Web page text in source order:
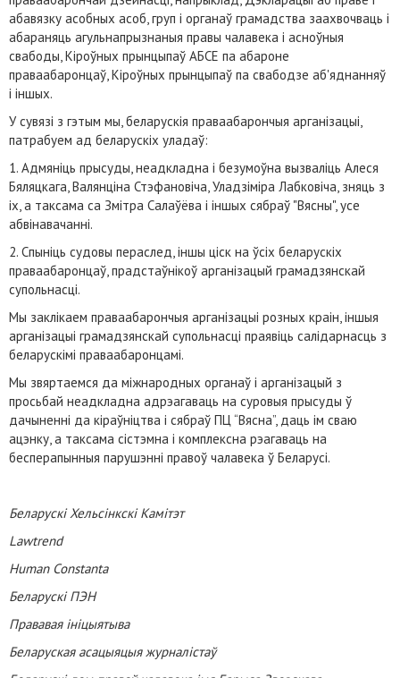
абавязку асобных асоб, груп і органаў грамадства заахвочваць і
абараняць агульнапрызнаныя правы чалавека і асноўныя
свабоды, Кіроўных прынцыпаў АБСЕ па абароне
праваабаронцаў, Кіроўных прынцыпаў па свабодзе аб'яднанняў
і іншых.
У сувязі з гэтым мы, беларускія праваабарончыя арганізацыі,
патрабуем ад беларускіх уладаў:
1. Адмяніць прысуды, неадкладна і безумоўна вызваліць Алеся
Бяляцкага, Валянціна Стэфановіча, Уладзіміра Лабковіча, зняць з
іх, а таксама са Змітра Салаўёва і іншых сябраў "Вясны", усе
абвінавачанні.
2. Спыніць судовы пераслед, іншы ціск на ўсіх беларускіх
праваабаронцаў, прадстаўнікоў арганізацый грамадзянскай
супольнасці.
Мы заклікаем праваабарончыя арганізацыі розных краін, іншыя
арганізацыі грамадзянскай супольнасці праявіць салідарнасць з
беларускімі праваабаронцамі.
Мы звяртаемся да міжнародных органаў і арганізацый з
просьбай неадкладна адрэагаваць на суровыя прысуды ў
дачыненні да кіраўніцтва і сябраў ПЦ “Вясна”, даць ім сваю
ацэнку, а таксама сістэмна і комплексна рэагаваць на
бесперапынныя парушэнні правоў чалавека ў Беларусі.
Беларускі Хельсінкскі Камітэт
Lawtrend
Human Constanta
Беларускі ПЭН
Прававая ініцыятыва
Беларуская асацыяцыя журналістаў